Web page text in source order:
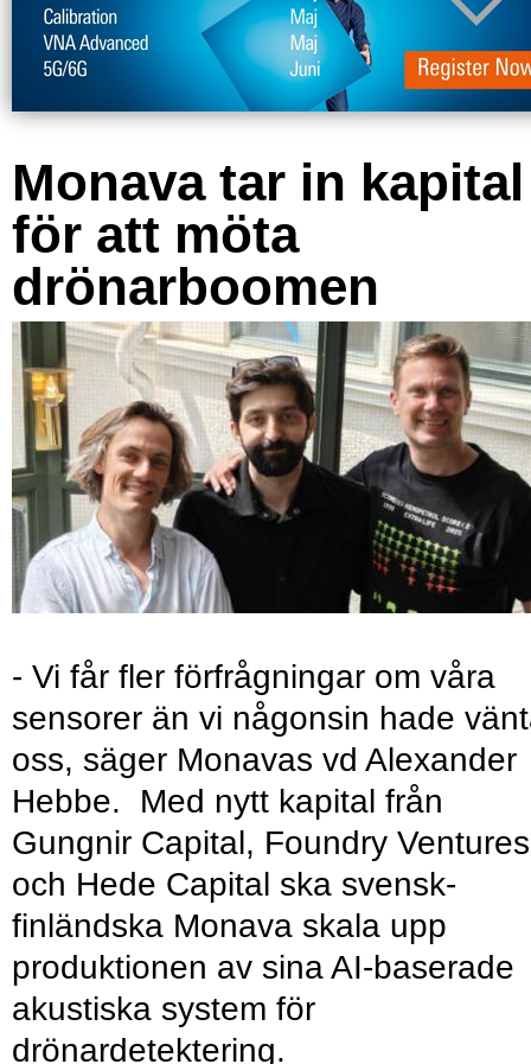
Monava tar in kapital
för att möta
drönarboomen
- Vi får fler förfrågningar om våra
sensorer än vi någonsin hade
oss, säger Monavas vd Alexander
Hebbe. Med nytt kapital från
Gungnir Capital, Foundry Ventures
och Hede Capital ska svensk-
finländska Monava skala upp
produktionen av sina AI-baserade
akustiska system för
drönardetektering.